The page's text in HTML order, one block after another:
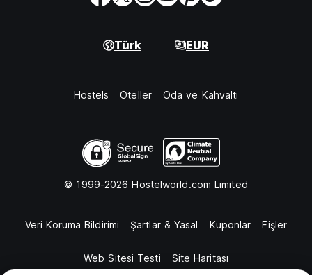
Türk EUR
Hostels Oteller Oda ve Kahvaltı
© 1999-2026 Hostelworld.com Limited
Veri Koruma Bildirimi Şartlar & Yasal Kuponlar Fişler
Web Sitesi Testi Site Haritası